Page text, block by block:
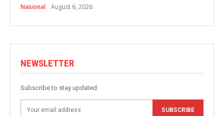
Nasional August 6, 2026
NEWSLETTER
Subscribe to stay updated.
SUBSCRIBE